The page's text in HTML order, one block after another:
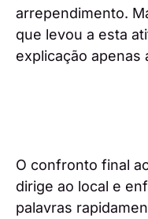
arrependimento.
que levou a esta
explicação apenas
O confronto final
dirige ao local e
palavras